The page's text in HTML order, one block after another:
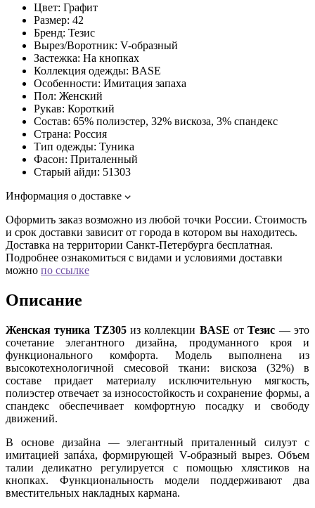
Цвет: Графит
Размер: 42
Бренд: Тезис
Вырез/Воротник: V-образный
Застежка: На кнопках
Коллекция одежды: BASE
Особенности: Имитация запаха
Пол: Женский
Рукав: Короткий
Состав: 65% полиэстер, 32% вискоза, 3% спандекс
Страна: Россия
Тип одежды: Туника
Фасон: Приталенный
Старый айди: 51303
Информация о доставке
Оформить заказ возможно из любой точки России. Стоимость
и срок доставки зависит от города в котором вы находитесь.
Доставка на территории Санкт-Петербурга бесплатная.
Подробнее ознакомиться с видами и условиями доставки
можно по ссылке
Описание
Женская туника TZ305из коллекции BASE отТезис — это
сочетание элегантного дизайна, продуманного кроя и
функционального комфорта. Модель выполнена из
высокотехнологичной смесовой ткани: вискоза (32%) в
составе придает материалу исключительную мягкость,
полиэстер отвечает за износостойкость и сохранение формы, а
спандекс обеспечивает комфортную посадку и свободу
движений.
В основе дизайна — элегантный приталенный силуэт с
имитацией запáха, формирующей V-образный вырез. Объем
талии деликатно регулируется с помощью хлястиков на
кнопках. Функциональность модели поддерживают два
вместительных накладных кармана.